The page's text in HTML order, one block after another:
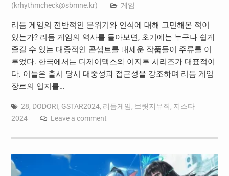
(krhythmcheck@sbmne.kr) 게임
리듬 게임의 전반적인 분위기와 인식에 대해 고민해본 적이
있는가? 리듬 게임의 역사를 돌아보면, 초기에는 누구나 쉽게
즐길 수 있는 대중적인 콘셉트를 내세운 작품들이 주류를 이
루었다. 한국에서는 디제이맥스와 이지투 시리즈가 대표적이
다. 이들은 출시 당시 대중성과 접근성을 강조하며 리듬 게임
장르의 입지를…
28, DODORI, GSTAR2024, 리듬게임, 브릿지뮤직, 지스타
2024
Leave a comment